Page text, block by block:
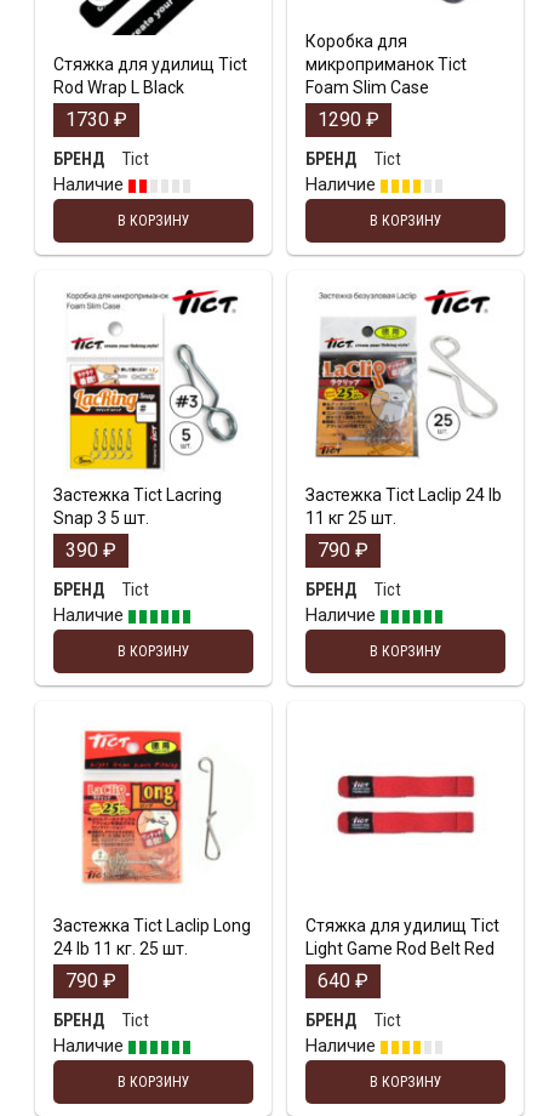
Стяжка для удилищ Tict
Rod Wrap L Black
1730 ₽
БРЕНД
Tict
Наличие
В КОРЗИНУ
Коробка для
микроприманок Tict
Foam Slim Case
1290 ₽
БРЕНД
Tict
Наличие
В КОРЗИНУ
Застежка Tict Lacring
Snap 3 5 шт.
390 ₽
БРЕНД
Tict
Наличие
В КОРЗИНУ
Застежка Tict Laclip 24 lb
11 кг 25 шт.
790 ₽
БРЕНД
Tict
Наличие
В КОРЗИНУ
Застежка Tict Laclip Long
24 lb 11 кг. 25 шт.
790 ₽
БРЕНД
Tict
Наличие
В КОРЗИНУ
Стяжка для удилищ Tict
Light Game Rod Belt Red
640 ₽
БРЕНД
Tict
Наличие
В КОРЗИНУ